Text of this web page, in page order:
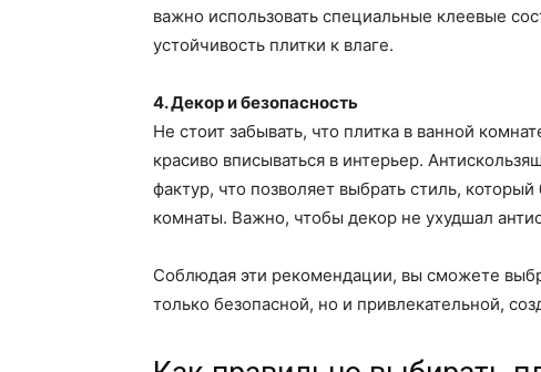
важно использовать специальные клеевые
устойчивость плитки к влаге.
4. Декор и безопасность
Не стоит забывать, что плитка в ванной
красиво вписываться в интерьер.
фактур, что позволяет выбрать стиль,
комнаты. Важно, чтобы декор не ухудшал
Соблюдая эти рекомендации, вы сможете
только безопасной, но и привлекательной,